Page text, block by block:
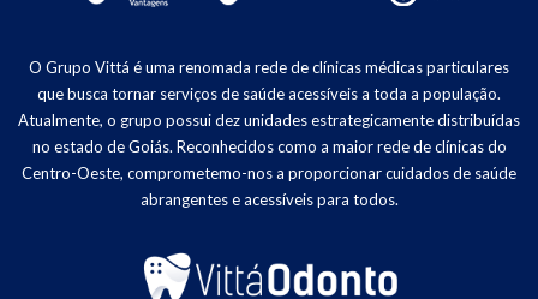
O Grupo Vittá é uma renomada rede de clínicas médicas particulares
que busca tornar serviços de saúde acessíveis a toda a população.
Atualmente, o grupo possui dez unidades estrategicamente distribuídas
no estado de Goiás. Reconhecidos como a maior rede de clínicas do
Centro-Oeste, comprometemo-nos a proporcionar cuidados de saúde
abrangentes e acessíveis para todos.